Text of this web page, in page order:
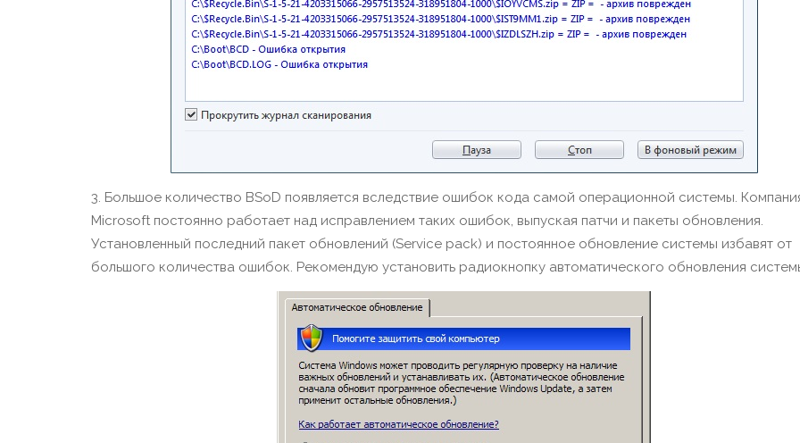
3. Большое количество BSoD появляется вследствие ошибок кода самой операционной системы.
Microsoft постоянно работает над исправлением таких ошибок, выпуская патчи и пакеты обновления.
Установленный последний пакет обновлений (Service pack) и постоянное обновление системы избавят от
большого количества ошибок. Рекомендую установить радиокнопку автоматического обновления